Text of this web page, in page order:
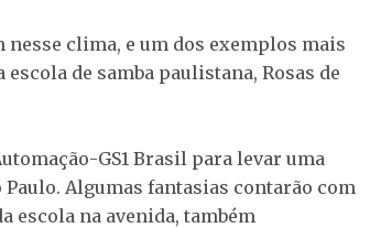
nesse clima, e um dos exemplos mais
de samba paulistana, Rosas de
GS1 Brasil para levar uma
Algumas fantasias contarão com
escola na avenida, também